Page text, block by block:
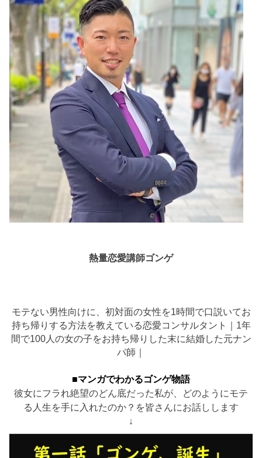
熱量恋愛講師ゴンゲ
モテない男性向けに、初対面の女性を1時間で口説いてお
持ち帰りする方法を教えている恋愛コンサルタント｜1年
間で100人の女の子をお持ち帰りした末に結婚した元ナン
パ師｜
■マンガでわかるゴンゲ物語
彼女にフラれ絶望のどん底だった私が、どのようにモテ
る人生を手に入れたのか？を皆さんにお話しします
↓